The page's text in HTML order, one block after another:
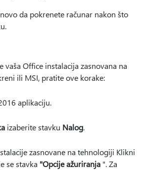
da pokrenete računar nakon što
vaša Office instalacija zasnovana na
ili MSI, pratite ove korake:
aplikaciju.
izaberite stavku Nalog.
zasnovane na tehnologiji Klikni
se stavka "Opcije ažuriranja ". Za